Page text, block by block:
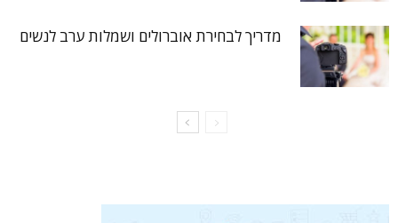
מדריך לבחירת אוברולים ושמלות ערב לנשים